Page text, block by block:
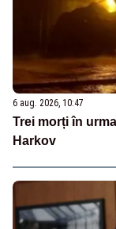
6 aug. 2026, 10:47
Trei morți în
Harkov